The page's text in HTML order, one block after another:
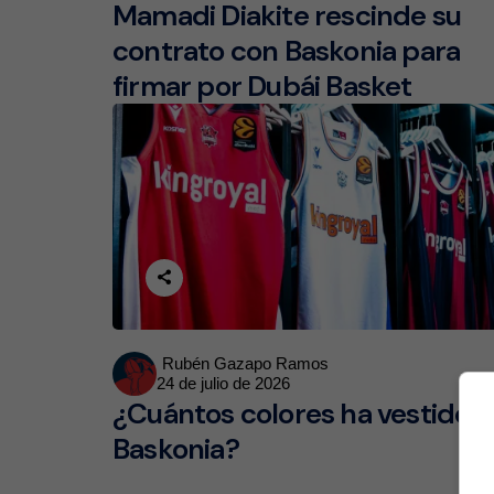
Mamadi Diakite rescinde su
contrato con Baskonia para
firmar por Dubái Basket
Posted
by
Rubén Gazapo Ramos
24 de julio de 2026
¿Cuántos colores ha vestido el
Baskonia?